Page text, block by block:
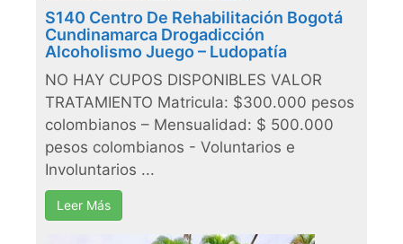
S140 Centro De Rehabilitación Bogotá
Cundinamarca Drogadicción
Alcoholismo Juego – Ludopatía
NO HAY CUPOS DISPONIBLES VALOR
TRATAMIENTO Matricula: $300.000 pesos
colombianos – Mensualidad: $ 500.000
pesos colombianos - Voluntarios e
Involuntarios ...
Leer Más